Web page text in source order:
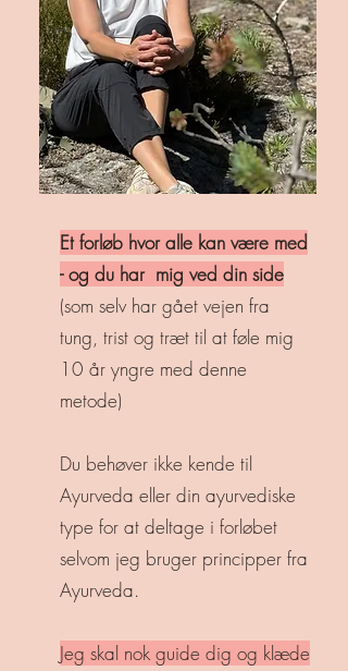
Et forløb hvor alle kan være med
- og du har mig ved din side
(som selv har gået vejen fra
tung, trist og træt til at føle mig
10 år yngre med denne
metode)
Du behøver ikke kende til
Ayurveda eller din ayurvediske
type for at deltage i forløbet
selvom jeg bruger principper fra
Ayurveda.
Jeg skal nok guide dig og klæde